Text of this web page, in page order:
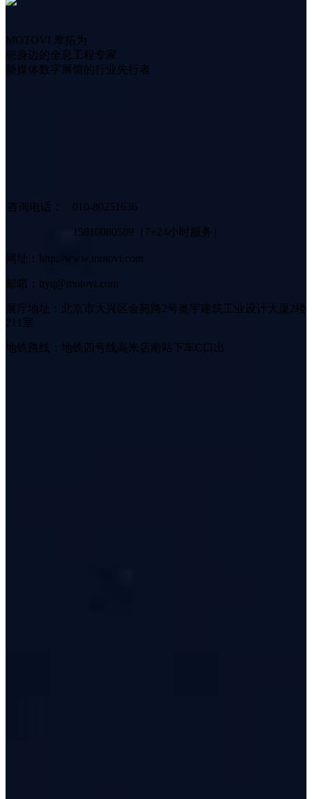
MOTOVI 摩拓为
您身边的全息工程专家
新媒体数字展馆的行业先行者
咨询电话： 010-80251636
15810080589（7×24小时服务）
网址：http://www.motovi.com
邮箱：hyq@motovi.com
展厅地址：北京市大兴区金苑路2号奥宇建筑工业设计大厦2楼
211室
地铁路线：地铁四号线高米店南站下车C口出